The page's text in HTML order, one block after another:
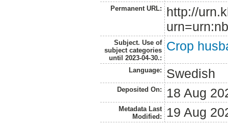
Permanent URL:
http://
Subject. Use of
subject categories
until 2023-04-30.:
Crop
Language: Swedish
Deposited On: 18 Aug
Metadata Last
Modified:
19 Aug